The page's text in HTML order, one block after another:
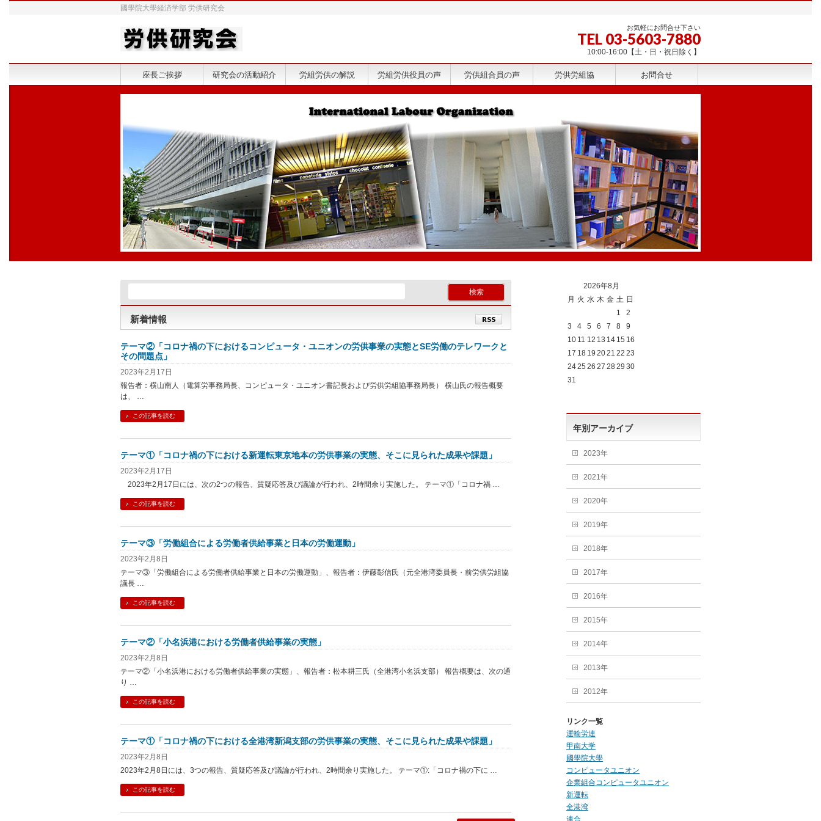
國學院大學経済学部 労供研究会
お気軽にお問合せ下さい
TEL 03-5603-7880
10:00-16:00【土・日・祝日除く】
座長ご挨拶 研究会の活動紹介 労組労供の解説 労組労供役員の声 労供組合員の声 労供労組協 お問合せ
新着情報 RSS
テーマ②「コロナ禍の下におけるコンピュータ・ユニオンの労供事業の実態とSE労働のテレワークと
その問題点」
2023年2月17日
報告者：横山南人（電算労事務局長、コンピュータ・ユニオン書記長および労供労組協事務局長） 横山氏の報告概要
は、 …
この記事を読む
テーマ①「コロナ禍の下における新運転東京地本の労供事業の実態、そこに見られた成果や課題」
2023年2月17日
2023年2月17日には、次の2つの報告、質疑応答及び議論が行われ、2時間余り実施した。 テーマ①「コロナ禍 …
この記事を読む
テーマ③「労働組合による労働者供給事業と日本の労働運動」
2023年2月8日
テーマ③「労働組合による労働者供給事業と日本の労働運動」、報告者：伊藤彰信氏（元全港湾委員長・前労供労組協
議長 …
この記事を読む
テーマ②「小名浜港における労働者供給事業の実態」
2023年2月8日
テーマ②「小名浜港における労働者供給事業の実態」、報告者：松本耕三氏（全港湾小名浜支部） 報告概要は、次の通
り …
この記事を読む
テーマ①「コロナ禍の下における全港湾新潟支部の労供事業の実態、そこに見られた成果や課題」
2023年2月8日
2023年2月8日には、3つの報告、質疑応答及び議論が行われ、2時間余り実施した。 テーマ①:「コロナ禍の下に …
この記事を読む
2026年8月
月 火 水 木 金 土 日
1
2
3
4 5 6 7 8
9
10 11 12 13 14 15 16
17 18 19 2021 22 23
2425 26 27 2829 30
31
年別アーカイブ
2023年
2021年
2020年
2019年
2018年
2017年
2016年
2015年
2014年
2013年
2012年
リンク一覧
運輸労連
甲南大学
國學院大學
コンピュータユニオン
企業組合コンピュータユニオン
新運転
全港湾
連合